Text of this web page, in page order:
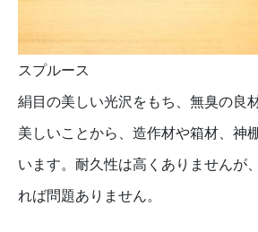
スプルース
絹目の美しい光沢をもち、無臭の良
美しいことから、造作材や箱材、神
います。耐久性は高くありませんが
れば問題ありません。